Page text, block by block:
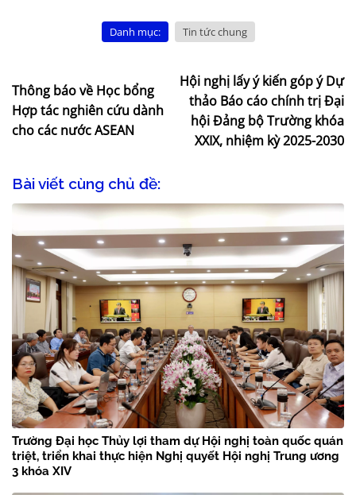
Danh mục: Tin tức chung
Thông báo về Học bổng
Hợp tác nghiên cứu dành
cho các nước ASEAN
Hội nghị lấy ý kiến góp ý Dự
thảo Báo cáo chính trị Đại
hội Đảng bộ Trường khóa
XXIX, nhiệm kỳ 2025-2030
Bài viết cùng chủ đề:
Trường Đại học Thủy lợi tham dự Hội nghị toàn quốc quán
triệt, triển khai thực hiện Nghị quyết Hội nghị Trung ương
3 khóa XIV